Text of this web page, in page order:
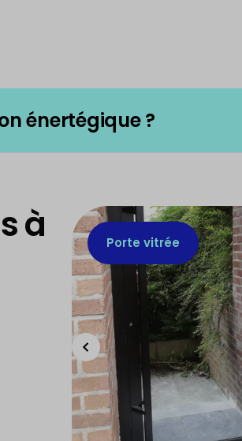
énertégique ?
à
Porte vitrée